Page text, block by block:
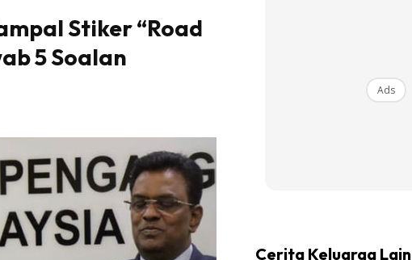
Stiker “Road
5 Soalan
Ads
Cerita Keluarga Lain